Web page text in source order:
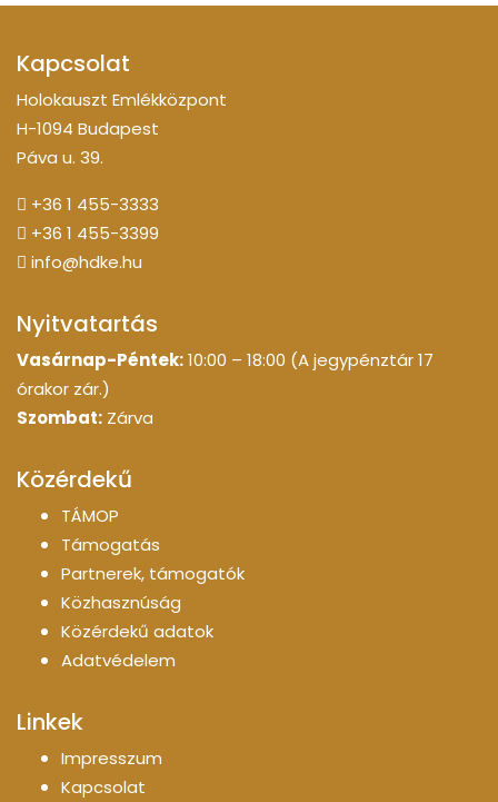
Kapcsolat
Holokauszt Emlékközpont
H-1094 Budapest
Páva u. 39.
+36 1 455-3333
+36 1 455-3399
info@hdke.hu
Nyitvatartás
Vasárnap-Péntek:10:00 – 18:00 (A jegypénztár 17
órakor zár.)
Szombat: Zárva
Közérdekű
TÁMOP
Támogatás
Partnerek, támogatók
Közhasznúság
Közérdekű adatok
Adatvédelem
Linkek
Impresszum
Kapcsolat